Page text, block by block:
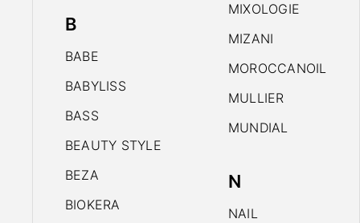
B
BABE
BABYLISS
BASS
BEAUTY STYLE
BEZA
BIOKERA
MIXOLOGIE
MIZANI
MOROCCANOIL
MULLIER
MUNDIAL
N
NAIL